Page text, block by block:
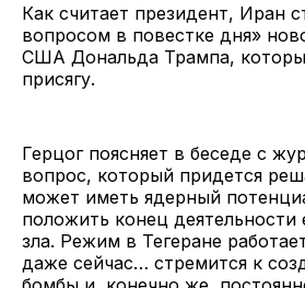
Как считает президент, Иран
вопросом в повестке дня»
США Дональда Трампа,
присягу.
Герцог поясняет в беседе с
вопрос, который придется
может иметь ядерный
положить конец деятельности
зла. Режим в Тегеране
даже сейчас… стремится к